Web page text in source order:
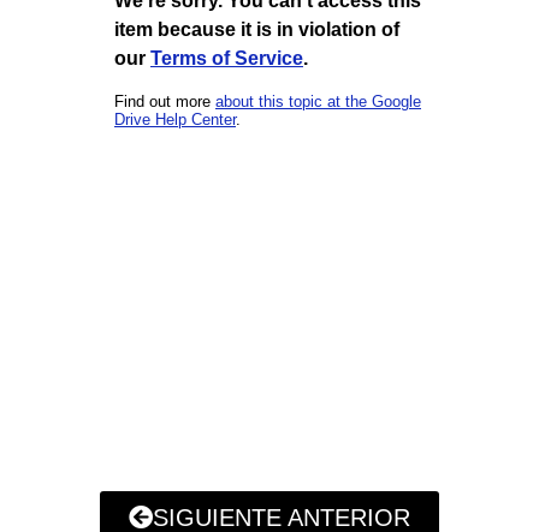
SIGUIENTE ANTERIOR